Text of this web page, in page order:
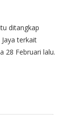
ditangkap
terkait
28 Februari lalu.